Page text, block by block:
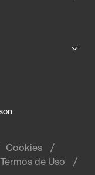
Cookies
Termos de Uso